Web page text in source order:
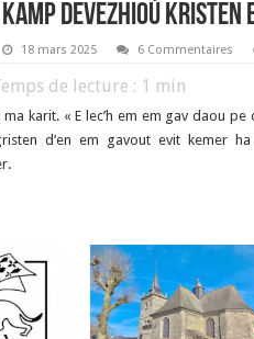
Kamp devezhioù
18 mars 2025 6 Commentaires
de lecture : 1 min
karit. « E lec’h em em gav daou
d’en em gavout evit kemer